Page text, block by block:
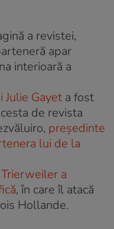
a revistei,
apar
interioară a
Julie Gayet a fost
de revista
preşedinte
lui de la
a
, în care îl atacă
Hollande.